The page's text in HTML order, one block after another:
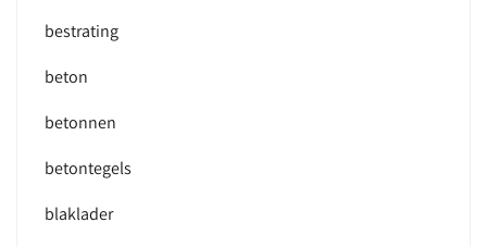
bestrating
beton
betonnen
betontegels
blaklader